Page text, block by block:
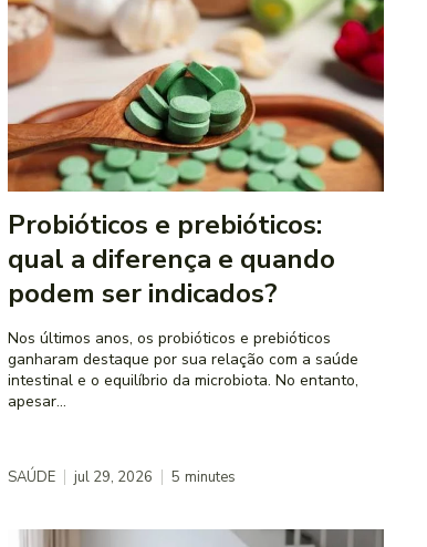
Probióticos e prebióticos:
qual a diferença e quando
podem ser indicados?
Nos últimos anos, os probióticos e prebióticos
ganharam destaque por sua relação com a saúde
intestinal e o equilíbrio da microbiota. No entanto,
apesar...
SAÚDE jul 29, 2026 5 minutes